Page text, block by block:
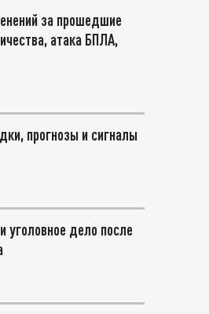
за прошедшие
атака БПЛА,
прогнозы и сигналы
уголовное дело после